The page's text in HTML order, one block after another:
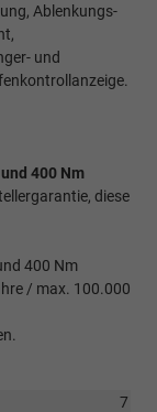
Ablenkungs-
und
400 Nm
diese
400 Nm
/ max. 100.000
7